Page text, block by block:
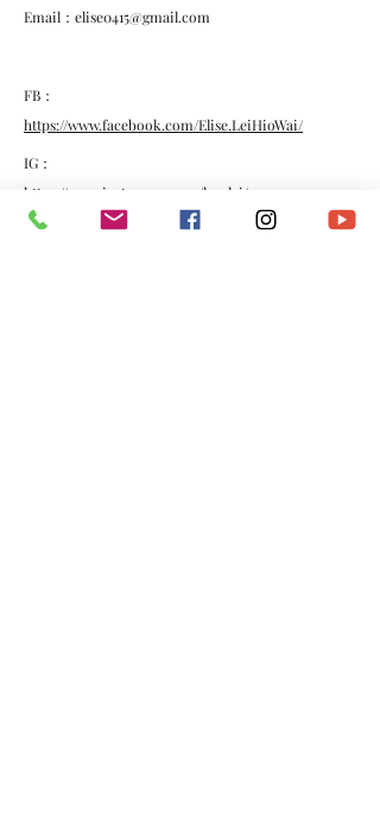
Email： elise0415@gmail.com
FB：
https://www.facebook.com/Elise.LeiHioWai/
IG：
https://www.instagram.com/h.w.lei/